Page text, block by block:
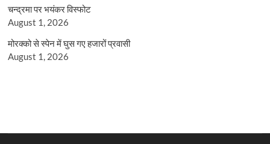
चन्द्रमा पर भयंकर विस्फोट
August 1, 2026
मोरक्को से स्पेन में घुस गए हजारों प्रवासी
August 1, 2026